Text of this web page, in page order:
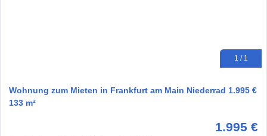
1 / 1
Wohnung zum Mieten in Frankfurt am Main Niederrad 1.995 €
133 m²
1.995 €